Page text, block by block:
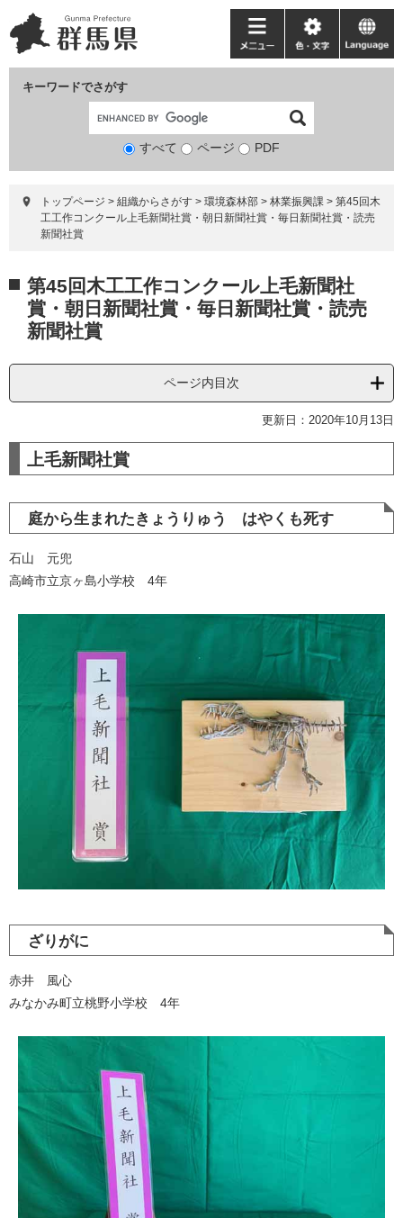
ー
ジ
ニ
ュ
て
キーワードでさがす
検
象
すべて ページ PDF
メ
ニ
ー
色・
文
language
トップページ > 組織からさがす > 環境森林部 > 林業振興課 > 第45回木
工工作コンクール上毛新聞社賞・朝日新聞社賞・毎日新聞社賞・読売
新聞社賞
文 第45回木工工作コンクール上毛新聞社
賞・朝日新聞社賞・毎日新聞社賞・読売
新聞社賞
ページ内目次
更新日：2020年10月13日
上毛新聞社賞
庭から生まれたきょうりゅう はやくも死す
石山 元兜
高崎市立京ヶ島小学校 4年
ざりがに
赤井 風心
みなかみ町立桃野小学校 4年